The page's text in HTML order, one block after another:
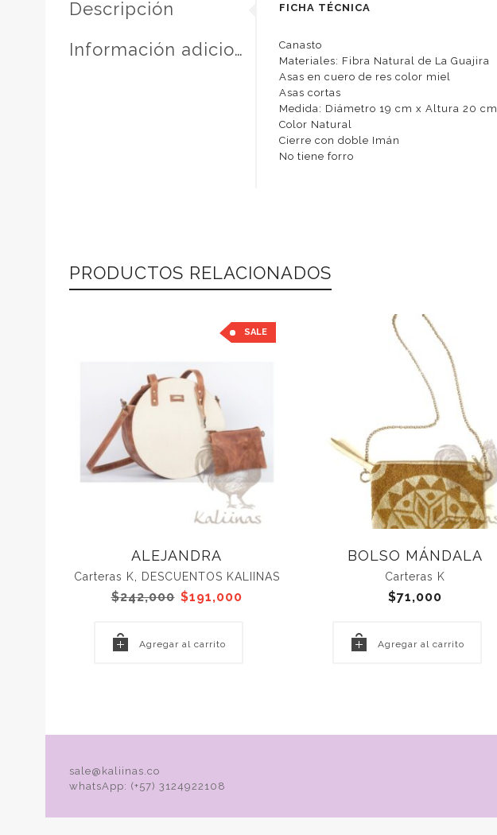
Descripción
Información adicional
FICHA TÉCNICA
Canasto
Materiales: Fibra Natural de La Guajira
Asas en cuero de res color miel
Asas cortas
Medida: Diámetro 19 cm x Altura 20 cm
Color Natural
Cierre con doble Imán
No tiene forro
PRODUCTOS RELACIONADOS
SALE
ALEJANDRA
Carteras K DESCUENTOS KALIINAS
$242,000 El
era:
$191,000El
Agregar al carrito
BOLSO MÁNDALA
Carteras K
$71,000
Agregar al carrito
sale@kaliinas.co
whatsApp: (+57) 3124922108